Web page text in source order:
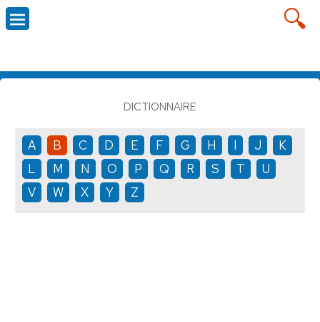
DICTIONNAIRE
A B C D E F G H I J
K
L
M N O P Q R S T
U
V
W X Y Z